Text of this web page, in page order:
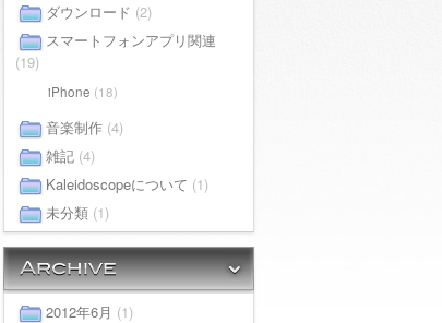
ダウンロード (2)
スマートフォンアプリ関連
(19)
iPhone (18)
音楽制作 (4)
雑記 (4)
Kaleidoscopeについて (1)
未分類 (1)
2012年6月 (1)